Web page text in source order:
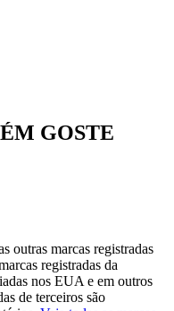
GOSTE
outras marcas registradas
registradas da
nos EUA e em outros
de terceiros são